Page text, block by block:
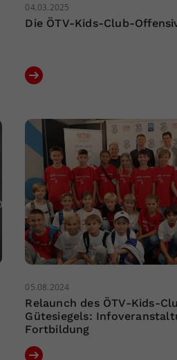
04.03.2025
Die ÖTV-Kids-Club-
05.08.2024
Relaunch des ÖTV-Kids-
Gütesiegels:
Fortbildung